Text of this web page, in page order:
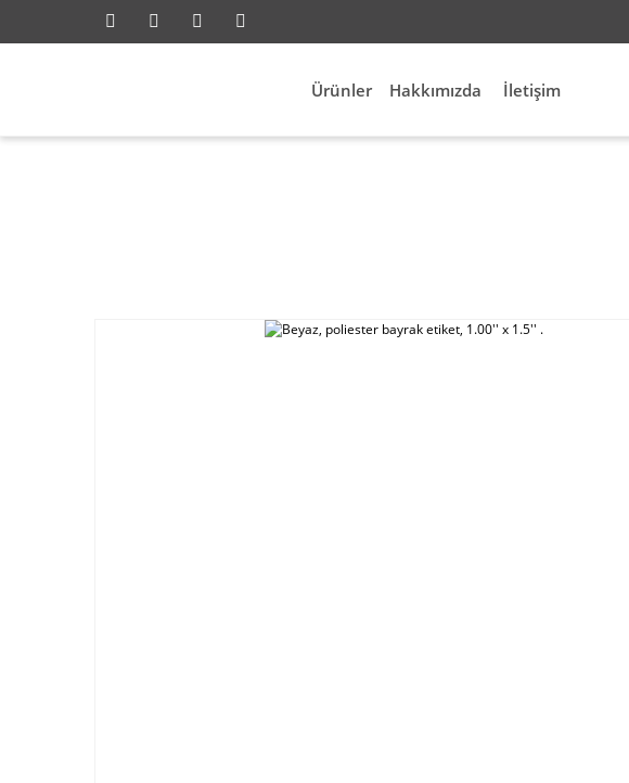
Ürünler Hakkımızda İletişim